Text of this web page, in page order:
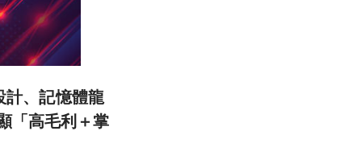
、記憶體龍
「高毛利＋掌